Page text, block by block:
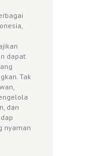
dapat
Tak
dan
nyaman